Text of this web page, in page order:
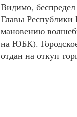
Видимо, беспредел
Главы
мановению
на ЮБК).
отдан на откуп